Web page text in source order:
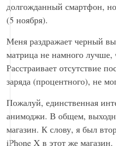
долгожданный смартфон,
(5 ноября).
Меня раздражает черный
матрица не намного
Расстраивает отсутствие
заряда (процентного), не
Пожалуй, единственная
анимоджи. В общем,
магазин. К слову, я был
iPhone X в этот же магазин.